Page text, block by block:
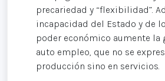
precariedad y “flexibilidad”.
incapacidad del Estado y de
poder económico aumente la
auto empleo, que no se
producción sino en servicios.